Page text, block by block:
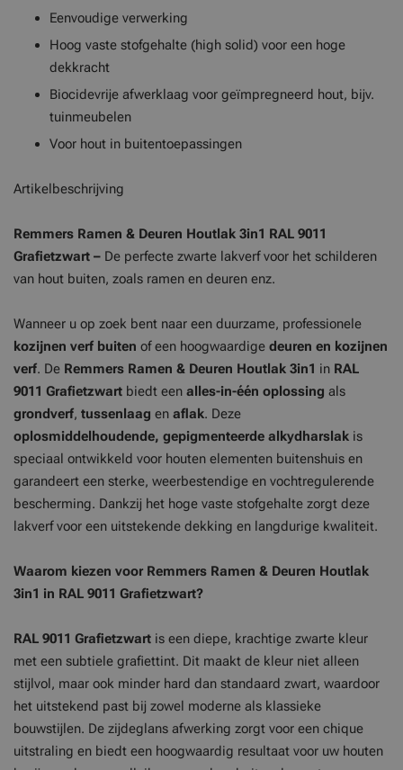
Eenvoudige verwerking
Hoog vaste stofgehalte (high solid) voor een hoge
dekkracht
Biocidevrije afwerklaag voor geïmpregneerd hout, bijv.
tuinmeubelen
Voor hout in buitentoepassingen
Artikelbeschrijving
Remmers Ramen & Deuren Houtlak 3in1 RAL 9011
Grafietzwart – De perfecte zwarte lakverf voor het schilderen
van hout buiten, zoals ramen en deuren enz.
Wanneer u op zoek bent naar een duurzame, professionele
kozijnen verf buiten of een hoogwaardige deuren en kozijnen
verf. De Remmers Ramen & Deuren Houtlak 3in1 in RAL
9011 Grafietzwart biedt een alles-in-één oplossing als
grondverf, tussenlaag en aflak. Deze
oplosmiddelhoudende, gepigmenteerde alkydharslak is
speciaal ontwikkeld voor houten elementen buitenshuis en
garandeert een sterke, weerbestendige en vochtregulerende
bescherming. Dankzij het hoge vaste stofgehalte zorgt deze
lakverf voor een uitstekende dekking en langdurige kwaliteit.
Waarom kiezen voor Remmers Ramen & Deuren Houtlak
3in1 in RAL 9011 Grafietzwart?
RAL 9011 Grafietzwart is een diepe, krachtige zwarte kleur
met een subtiele grafiettint. Dit maakt de kleur niet alleen
stijlvol, maar ook minder hard dan standaard zwart, waardoor
het uitstekend past bij zowel moderne als klassieke
bouwstijlen. De zijdeglans afwerking zorgt voor een chique
uitstraling en biedt een hoogwaardig resultaat voor uw houten